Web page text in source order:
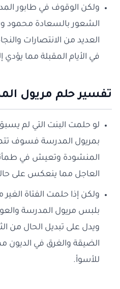
ولكن الوقوف في طابور
الشعور بالسعادة محمود
العديد من الانتصارات
في الأيام المقبلة مما
تفسير حلم مريول
لو حلمت البنت التي لم يسبق
بمريول المدرسة فسوف
المنشودة وتعيش في
العاجل مما ينعكس على
ولكن إذا حلمت الفتاة
بلبس مريول المدرسة
ويدل على تبديل الحال من
الضيقة والغرق في الديون
للأسوأ.